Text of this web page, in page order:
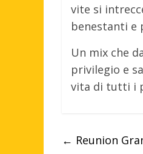
vite si
benestanti e
Un mix che
privilegio e
vita di tutti i
← Reunion